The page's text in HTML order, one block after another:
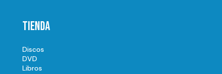
Tienda
Discos
DVD
Libros